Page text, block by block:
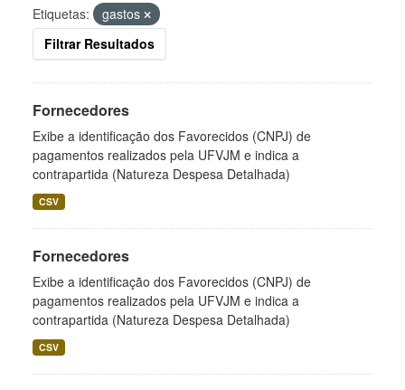
Etiquetas:
gastos
Filtrar Resultados
Fornecedores
Exibe a identificação dos Favorecidos (CNPJ) de
pagamentos realizados pela UFVJM e indica a
contrapartida (Natureza Despesa Detalhada)
CSV
Fornecedores
Exibe a identificação dos Favorecidos (CNPJ) de
pagamentos realizados pela UFVJM e indica a
contrapartida (Natureza Despesa Detalhada)
CSV